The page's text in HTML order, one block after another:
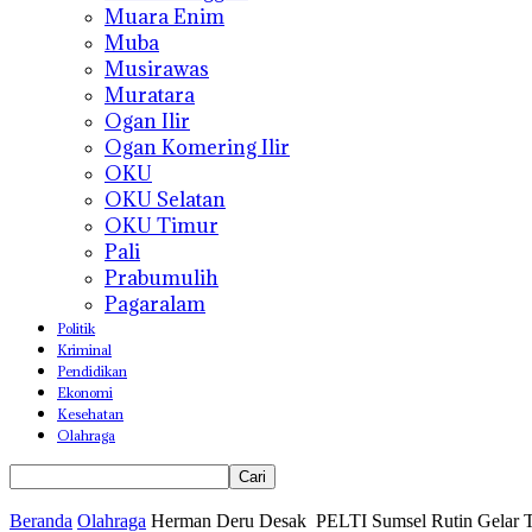
Muara Enim
Muba
Musirawas
Muratara
Ogan Ilir
Ogan Komering Ilir
OKU
OKU Selatan
OKU Timur
Pali
Prabumulih
Pagaralam
Politik
Kriminal
Pendidikan
Ekonomi
Kesehatan
Olahraga
Beranda Olahraga Herman Deru Desak PELTI Sumsel Rutin Gelar